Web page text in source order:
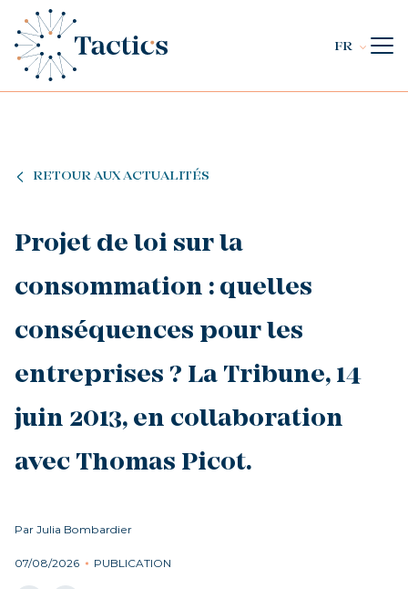
FR
RETOUR AUX ACTUALITÉS
Projet de loi sur la
consommation : quelles
conséquences pour les
entreprises ? La Tribune, 14
juin 2013, en collaboration
avec Thomas Picot.
Par Julia Bombardier
07/08/2026 PUBLICATION